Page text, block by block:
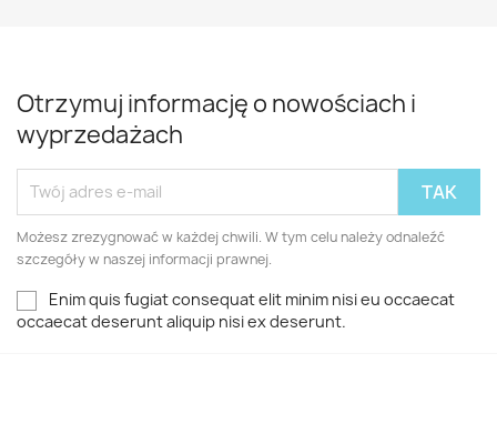
Otrzymuj informację o nowościach i
wyprzedażach
Możesz zrezygnować w każdej chwili. W tym celu należy odnaleźć
szczegóły w naszej informacji prawnej.
Enim quis fugiat consequat elit minim nisi eu occaecat
occaecat deserunt aliquip nisi ex deserunt.